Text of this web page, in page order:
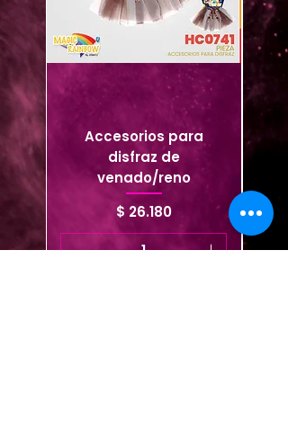
Accesorios para
disfraz de
venado/reno
Precio
$ 26.180